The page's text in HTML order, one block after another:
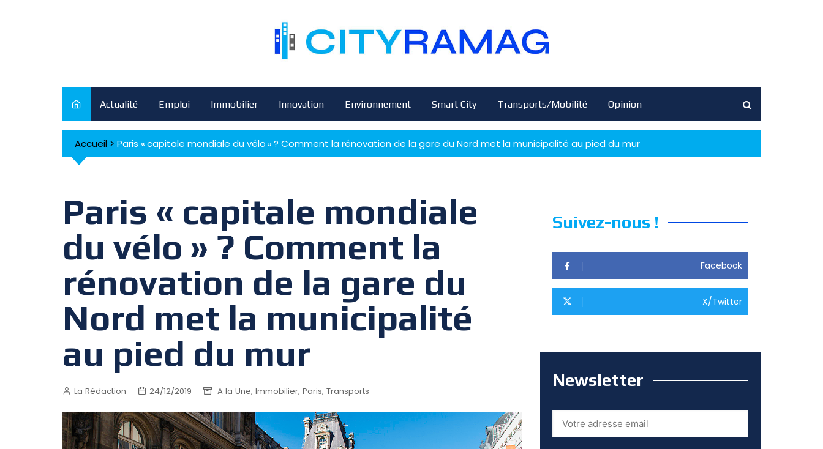
Actualité Emploi Immobilier Innovation Environnement Smart City Transports/Mobilité Opinion
Accueil > Paris « capitale mondiale du vélo » ? Comment la rénovation de la gare du Nord met la municipalité au pied du mur
Paris « capitale mondiale
du vélo » ? Comment la
rénovation de la gare du
Nord met la municipalité
au pied du mur
La Rédaction 24/12/2019 A la Une, Immobilier, Paris, Transports
Suivez-nous !
Facebook
X/Twitter
Newsletter